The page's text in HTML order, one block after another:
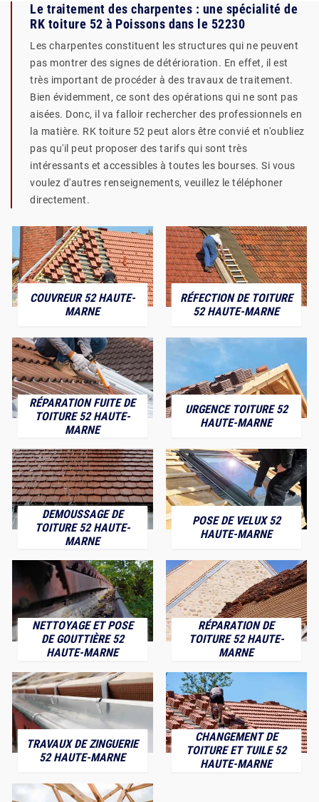
Le traitement des charpentes : une spécialité de
RK toiture 52 à Poissons dans le 52230
Les charpentes constituent les structures qui ne peuvent
pas montrer des signes de détérioration. En effet, il est
très important de procéder à des travaux de traitement.
Bien évidemment, ce sont des opérations qui ne sont pas
aisées. Donc, il va falloir rechercher des professionnels en
la matière. RK toiture 52 peut alors être convié et n'oubliez
pas qu'il peut proposer des tarifs qui sont très
intéressants et accessibles à toutes les bourses. Si vous
voulez d'autres renseignements, veuillez le téléphoner
directement.
COUVREUR 52 HAUTE-
MARNE
RÉFECTION DE TOITURE
52 HAUTE-MARNE
RÉPARATION FUITE DE
TOITURE 52 HAUTE-
MARNE
URGENCE TOITURE 52
HAUTE-MARNE
DEMOUSSAGE DE
TOITURE 52 HAUTE-
MARNE
POSE DE VELUX 52
HAUTE-MARNE
NETTOYAGE ET POSE
DE GOUTTIÈRE 52
HAUTE-MARNE
RÉPARATION DE
TOITURE 52 HAUTE-
MARNE
TRAVAUX DE ZINGUERIE
52 HAUTE-MARNE
CHANGEMENT DE
TOITURE ET TUILE 52
HAUTE-MARNE